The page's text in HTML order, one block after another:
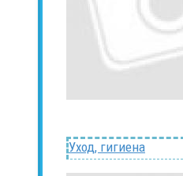
Уход, гигиена